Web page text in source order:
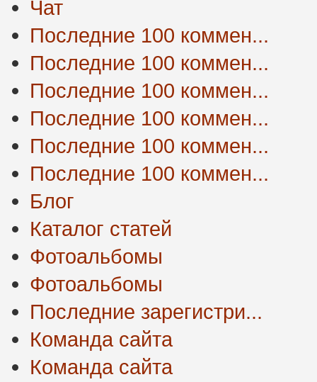
Чат
Последние 100 коммен...
Последние 100 коммен...
Последние 100 коммен...
Последние 100 коммен...
Последние 100 коммен...
Последние 100 коммен...
Блог
Каталог статей
Фотоальбомы
Фотоальбомы
Последние зарегистри...
Команда сайта
Команда сайта